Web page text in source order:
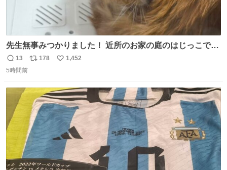
先生無事みつかりました！ 近所のお家の庭のはじっこでう
ずくまってました💦 拡散してくれたり探してくれたみなさ
ん本当にありがとございます！ 飛び出し防止柵を増やして
う！
返
信
13
リ
ト
数
178
い
数
1,452
5時間前